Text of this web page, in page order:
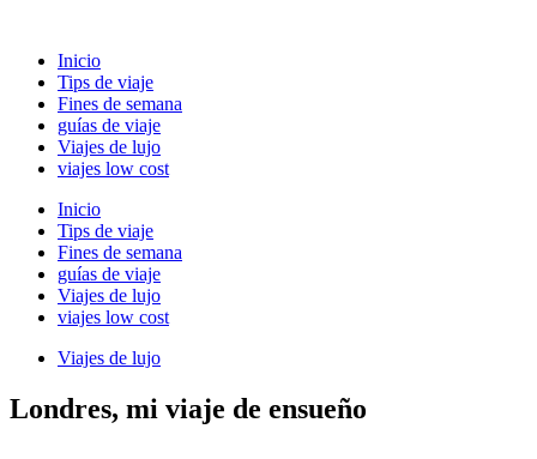
contenido
Inicio
Tips de viaje
Fines de semana
guías de viaje
Viajes de lujo
viajes low cost
Inicio
Tips de viaje
Fines de semana
guías de viaje
Viajes de lujo
viajes low cost
Viajes de lujo
Londres, mi viaje de ensueño